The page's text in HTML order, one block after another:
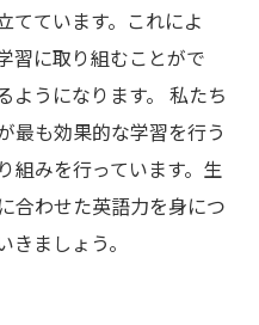
てています。これによ
習に取り組むことがで
ようになります。 私たち
最も効果的な学習を行う
組みを行っています。生
合わせた英語力を身につ
きましょう。